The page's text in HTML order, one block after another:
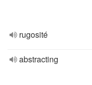
rugosité
abstracting